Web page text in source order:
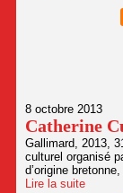
8 octobre 2013
Catherine
Gallimard, 2013,
culturel organisé
d’origine
Lire la suite